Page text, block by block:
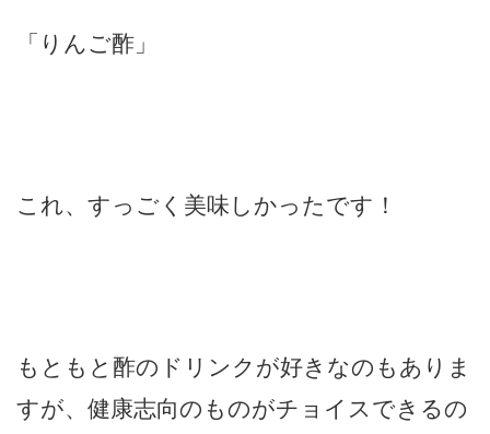
「りんご酢」
これ、すっごく美味しかったです！
もともと酢のドリンクが好きなのもありま
すが、健康志向のものがチョイスできるの